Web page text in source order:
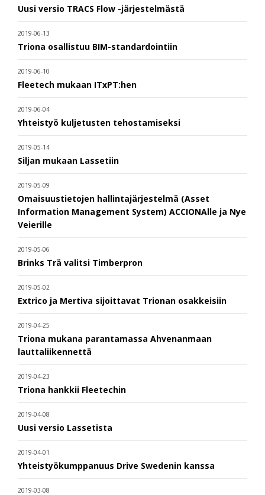
Uusi versio TRACS Flow -järjestelmästä
2019-06-13
Triona osallistuu BIM-standardointiin
2019-06-10
Fleetech mukaan ITxPT:hen
2019-06-04
Yhteistyö kuljetusten tehostamiseksi
2019-05-14
Siljan mukaan Lassetiin
2019-05-09
Omaisuustietojen hallintajärjestelmä (Asset
Information Management System) ACCIONAlle ja Nye
Veierille
2019-05-06
Brinks Trä valitsi Timberpron
2019-05-02
Extrico ja Mertiva sijoittavat Trionan osakkeisiin
2019-04-25
Triona mukana parantamassa Ahvenanmaan
lauttaliikennettä
2019-04-23
Triona hankkii Fleetechin
2019-04-08
Uusi versio Lassetista
2019-04-01
Yhteistyökumppanuus Drive Swedenin kanssa
2019-03-08